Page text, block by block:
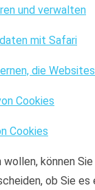
und verwalten
mit Safari
die
Cookies
Cookies
können
ob Sie